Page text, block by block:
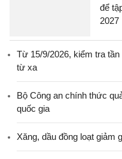
để
2027
Từ 15/9/2026, kiểm tra
từ xa
Bộ Công an chính thức
quốc gia
Xăng, dầu đồng loạt giảm